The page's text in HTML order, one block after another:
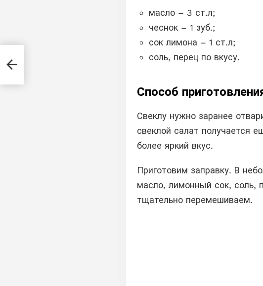
масло – 3 ст.л;
чеснок – 1 зуб.;
сок лимона – 1 ст.л;
соль, перец по вкусу.
Способ
Свеклу нужно заранее
свеклой салат получается
более яркий вкус.
Приготовим заправку. В
масло, лимонный сок, соль,
тщательно перемешиваем.